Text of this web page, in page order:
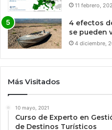
11 febrero,
4 efectos
se pueden
4 diciembre,
Más Visitados
10 mayo, 2021
Curso de Experto en
de Destinos Turísticos